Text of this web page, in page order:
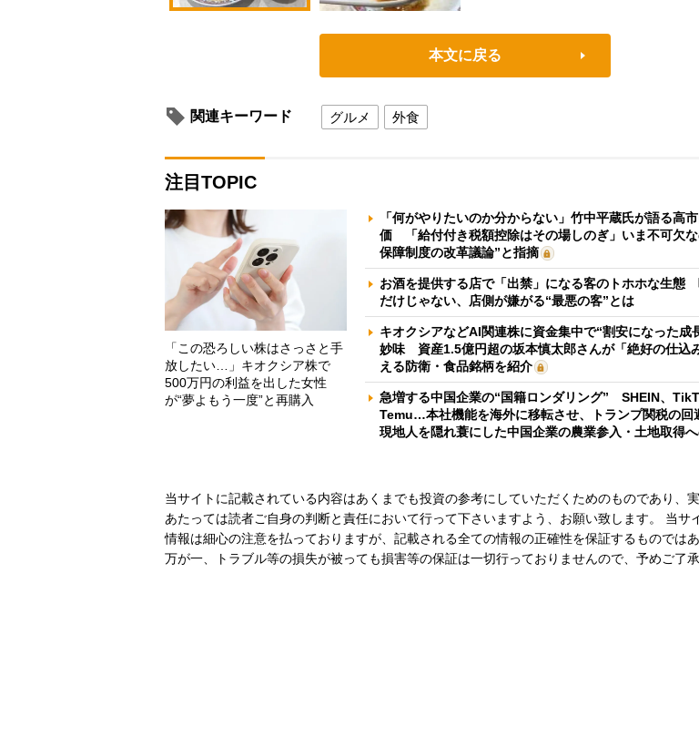
本文に戻る
関連キーワード グルメ 外食
注目TOPIC
「この恐ろしい株はさっさと手
放したい…」キオクシア株で
500万円の利益を出した女性
が“夢よもう一度”と再購入
「何がやりたいのか分からない」竹中平蔵氏が語る高
価 「給付付き税額控除はその場しのぎ」いま不可欠
保障制度の改革議論”と指摘
お酒を提供する店で「出禁」になる客のトホホな生態
だけじゃない、店側が嫌がる“最悪の客”とは
キオクシアなどAI関連株に資金集中で“割安になった成
妙味 資産1.5億円超の坂本慎太郎さんが「絶好の仕込
える防衛・食品銘柄を紹介
急増する中国企業の“国籍ロンダリング” SHEIN、
Temu…本社機能を海外に移転させ、トランプ関税の
現地人を隠れ蓑にした中国企業の農業参入・土地取得
当サイトに記載されている内容はあくまでも投資の参考にしていただくためのものであり、
あたっては読者ご自身の判断と責任において行って下さいますよう、お願い致します。 当サ
情報は細心の注意を払っておりますが、記載される全ての情報の正確性を保証するものではあ
万が一、トラブル等の損失が被っても損害等の保証は一切行っておりませんので、予めご了承